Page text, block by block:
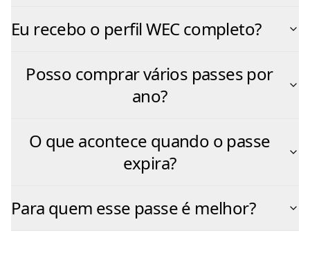
Eu recebo o perfil WEC completo?
Posso comprar vários passes por
ano?
O que acontece quando o passe
expira?
Para quem esse passe é melhor?